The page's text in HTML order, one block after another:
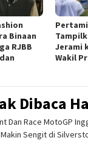
Binaan
RJBB
Jerami
Wakil
Dibaca
Dan Race MotoGP
Sengit di